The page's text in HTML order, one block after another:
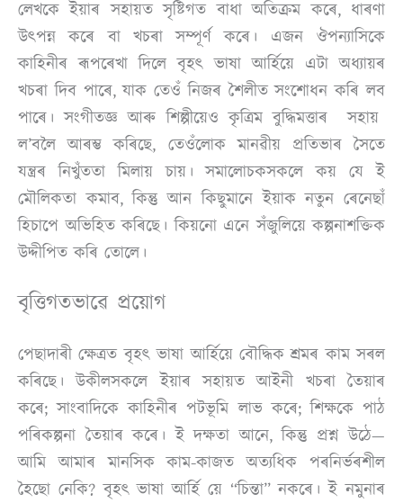
লেখকে ইয়াৰ সহায়ত সৃষ্টিগত বাধা অতিক্ৰম কৰে, ধাৰণা
উৎপন্ন কৰে বা খচৰা সম্পূৰ্ণ কৰে। এজন ঔপন্যাসিকে
কাহিনীৰ ৰূপৰেখা দিলে বৃহৎ ভাষা আৰ্হিয়ে এটা অধ্যায়ৰ
খচৰা দিব পাৰে, যাক তেওঁ নিজৰ শৈলীত সংশোধন কৰি লব
পাৰে। সংগীতজ্ঞ আৰু শিল্পীয়েও কৃত্ৰিম বুদ্ধিমত্তাৰ সহায়
ল’বলৈ আৰম্ভ কৰিছে, তেওঁলোক মানৱীয় প্ৰতিভাৰ সৈতে
যন্ত্ৰৰ নিখুঁততা মিলায় চায়। সমালোচকসকলে কয় যে ই
মৌলিকতা কমাব, কিন্তু আন কিছুমানে ইয়াক নতুন ৰেনেছাঁ
হিচাপে অভিহিত কৰিছে। কিয়নো এনে সঁজুলিয়ে কল্পনাশক্তিক
উদ্দীপিত কৰি তোলে।
বৃত্তিগতভাৱে প্ৰয়োগ
পেছাদাৰী ক্ষেত্ৰত বৃহৎ ভাষা আৰ্হিয়ে বৌদ্ধিক শ্ৰমৰ কাম সৰল
কৰিছে। উকীলসকলে ইয়াৰ সহায়ত আইনী খচৰা তৈয়াৰ
কৰে; সাংবাদিকে কাহিনীৰ পটভূমি লাভ কৰে; শিক্ষকে পাঠ
পৰিকল্পনা তৈয়াৰ কৰে। ই দক্ষতা আনে, কিন্তু প্ৰশ্ন উঠে—
আমি আমাৰ মানসিক কাম-কাজত অত্যধিক পৰনিৰ্ভৰশীল
হৈছো নেকি? বৃহৎ ভাষা আৰ্হি য়ে “চিন্তা” নকৰে। ই নমুনাৰ